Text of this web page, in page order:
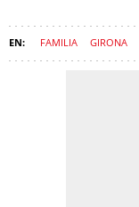
FAMILIA GIRONA